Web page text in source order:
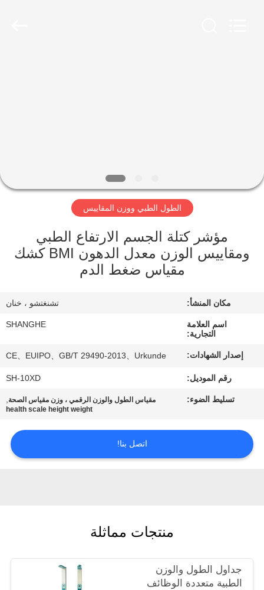
برنامج
VR
المصنع
مراقبة
اتصل
اطلب
خريطة
الموقع
الطول الطبي ووزن المقاييس
مؤشر كتلة الجسم الارتفاع الطبي
ومقاييس الوزن معدل الدهون BMI كشك
مقياس ضغط الدم
مكان المنشأ: تشنغتشو ، خنان
اسم العلامة
التجارية:
SHANGHE
إصدار الشهادات: CE、EUIPO、GB/T 29490-2013、Urkunde
رقم الموديل: SH-10XD
تسليط الضوء: مقياس الطول والوزن الرقمي ، وزن مقياس الصحة,
health scale height weight
اتصل بنا!
منتجات مماثلة
جداول الطول والوزن
الطبية متعددة الوظائف